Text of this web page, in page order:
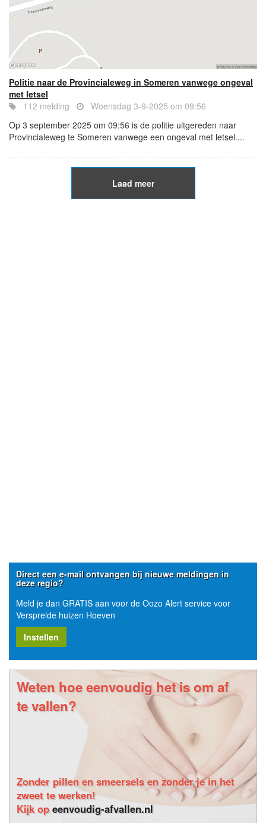
Politie naar de Provincialeweg in Someren vanwege ongeval
met letsel
112 melding
Woensdag 3-9-2025 om 09:56
Op 3 september 2025 om 09:56 is de politie uitgereden naar
Provincialeweg te Someren vanwege een ongeval met letsel....
Laad meer
Direct een e-mail ontvangen bij nieuwe meldingen in
deze regio?
Meld je dan GRATIS aan voor de Oozo Alert service voor
Verspreide huizen Hoeven
Instellen
Weten hoe eenvoudig het is om af
te vallen?
Zonder pillen en smeersels en zonder je in het
zweet te werken!
Kijk opeenvoudig-afvallen.nl